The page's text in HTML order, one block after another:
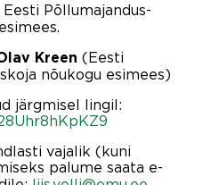
Eesti Põllumajandus-
Kreen (Eesti
nõukogu esimees)
järgmisel lingil:
vajalik (kuni
palume saata e-